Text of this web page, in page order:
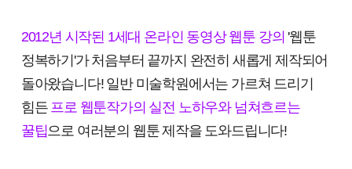
2012년 시작된 1세대 온라인 동영상 웹툰 강의 '웹툰
정복하기'가 처음부터 끝까지 완전히 새롭게 제작되어
돌아왔습니다! 일반 미술학원에서는 가르쳐 드리기
힘든 프로 웹툰작가의 실전 노하우와 넘쳐흐르는
꿀팁으로 여러분의 웹툰 제작을 도와드립니다!